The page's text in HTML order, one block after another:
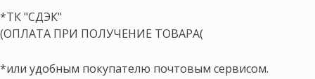
*ТК "СДЭК"
(ОПЛАТА ПРИ ПОЛУЧЕНИЕ ТОВАРА(
*или удобным покупателю почтовым сервисом.